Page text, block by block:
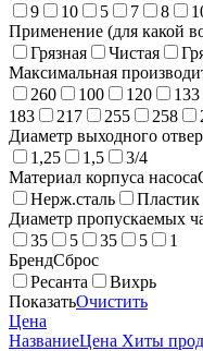
9
10 5 7 8
Применение (для какой
Грязная
Чистая
Максимальная
260
100 120 133
183
217 255 258
Диаметр выходного
1,25
1,5
3/4
Материал корпуса насоса
Нерж.сталь
Пластик
Диаметр пропускаемых
35
5 35 5
1
БрендСброс
Ресанта
Вихрь
ПоказатьОчистить
Цена
НазваниеЦена Хиты